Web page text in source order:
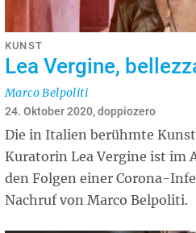
KUNST
Lea Vergine,
Marco Belpoliti
24. Oktober 2020, doppiozero
Die in Italien berühmte
Kuratorin Lea Vergine ist im
den Folgen einer Corona-
Nachruf von Marco Belpoliti.